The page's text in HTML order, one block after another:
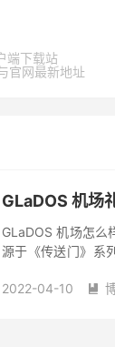
端下载站
官网最新地址
GLaDOS 机场
GLaDOS 机场怎么
源于《传送门》系
2022-04-10 